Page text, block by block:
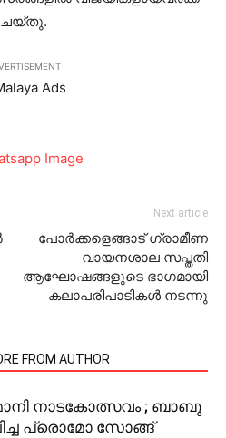
Next article
പോര്‍ക്കളെങ്ങാട് ഗ്രാമീണ
വായനശാല സപ്തതി
ആഘോഷങ്ങളുടെ ഭാഗമായി
കലാപരിപാടികള്‍ നടന്നു
FROM AUTHOR
നാടകോത്സവം ; ബാബു
പ്രൊമോ സോങ്ങ്